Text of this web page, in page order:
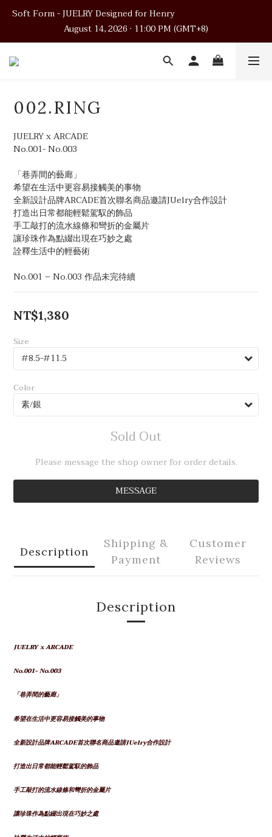
Soft Form - JUELRY Designed for Henry
August 14, 2026 · 11:00 PM (GMT+8)
Soft Form - JUELRY Designed for Henry
August 14, 2026 · 11:00 PM (GMT+8)
Worldwide Shipping
Soft Form - JUELRY Designed for Henry
August 14, 2026 · 11:00 PM (GMT+8)
002.RING
JUELRY x ARCADE
No.001- No.003
「巷弄間的藝廊」
希望在生活中更容易接觸美的事物
全新設計品牌ARCADE首次聯名商品邀請JUelry合作設計
打造出日常都能輕鬆駕馭的飾品
手工敲打的流水線條和彎折的金屬片
讓珍珠作為點綴出現在巧妙之處
詮釋生活中的輕藝術
No.001 – No.003 作品未完待續
NT$1,380
Size
Color
Sold Out
Please message the shop owner for order details.
MESSAGE
Description
Shipping &
Payment
Customer
Reviews
Description
JUELRY x ARCADE
No.001- No.003
「巷弄間的藝廊」
希望在生活中更容易接觸美的事物
全新設計品牌ARCADE首次聯名商品邀請JUelry合作設計
打造出日常都能輕鬆駕馭的飾品
手工敲打的流水線條和彎折的金屬片
讓珍珠作為點綴出現在巧妙之處